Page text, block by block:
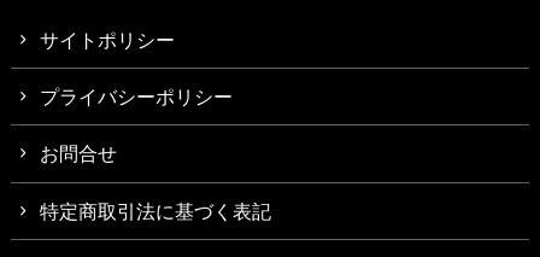
サイトポリシー
プライバシーポリシー
お問合せ
特定商取引法に基づく表記